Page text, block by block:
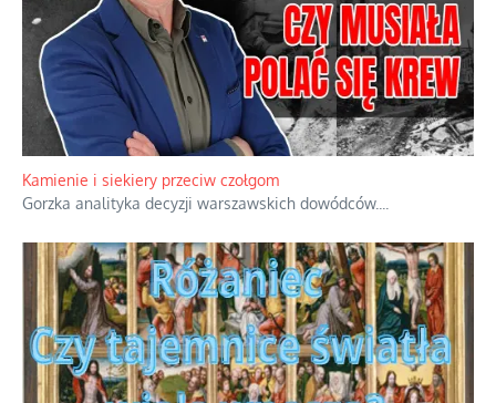
Kamienie i siekiery przeciw czołgom
Gorzka analityka decyzji warszawskich dowódców.